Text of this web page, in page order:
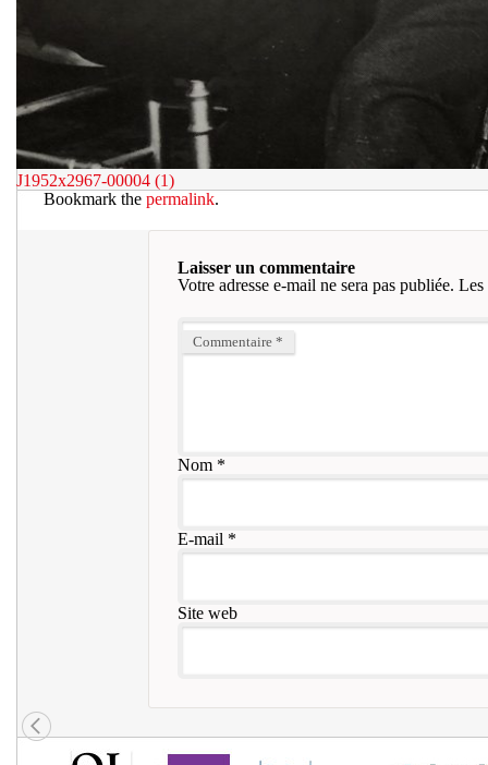
J1952x2967-00004 (1)
Bookmark the permalink.
Laisser un commentaire
Votre adresse e-mail ne sera pas publiée. Les
Commentaire *
Nom*
E-mail *
Site web